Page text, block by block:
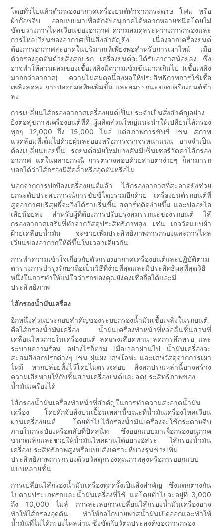
โดยทั่วไปแล้วตัวกรองอากาศเครื่องยนต์ทำจากกระดาษ โฟม หรือ
ผ้าก๊อซจีบ ออกแบบมาเพื่อดักจับอนุภาคได้หลากหลายชนิดโดยไม่
ขัดขวางการไหลเวียนของอากาศ ความสมดุลระหว่างการกรองและ
การไหลเวียนของอากาศเป็นสิ่งสำคัญยิ่ง เนื่องจากเครื่องยนต์
ต้องการอากาศสะอาดในปริมาณที่เพียงพอสำหรับการเผาไหม้ เมื่อ
ตัวกรองอุดตันด้วยสิ่งสกปรก เครื่องยนต์จะได้รับอากาศน้อยลง ซึ่ง
อาจทำให้ส่วนผสมของเชื้อเพลิงมีความเข้มข้นมากเกินไป (เชื้อเพลิง
มากกว่าอากาศ) ความไม่สมดุลนี้ส่งผลให้ประสิทธิภาพการใช้เชื้อ
เพลิงลดลง การปล่อยมลพิษเพิ่มขึ้น และสมรรถนะของเครื่องยนต์ช้า
ลง
การเปลี่ยนไส้กรองอากาศเครื่องยนต์เป็นประจำเป็นสิ่งสำคัญอย่าง
ยิ่งต่อสุขภาพเครื่องยนต์ที่ดี ผู้ผลิตส่วนใหญ่แนะนำให้เปลี่ยนไส้กรอง
ทุกๆ 12,000 ถึง 15,000 ไมล์ แต่สภาพการขับขี่ เช่น สภาพ
แวดล้อมที่เต็มไปด้วยฝุ่นละอองหรือการจราจรหนาแน่น อาจจำเป็น
ต้องเปลี่ยนบ่อยขึ้น รถยนต์สมัยใหม่บางคันมีเซ็นเซอร์วัดค่าไส้กรอง
อากาศ แต่ในหลายกรณี การตรวจสอบด้วยสายตาง่ายๆ ก็สามารถ
บอกได้ว่าไส้กรองมีสีคล้ำหรืออุดตันหรือไม่
นอกจากการปกป้องเครื่องยนต์แล้ว ไส้กรองอากาศที่สะอาดยังช่วย
ยกระดับประสบการณ์การขับขี่โดยรวมอีกด้วย เครื่องยนต์รถยนต์ที่
สูดอากาศบริสุทธิ์จะวิ่งได้ราบรื่นขึ้น สตาร์ทติดง่ายขึ้น และปล่อยไอ
เสียน้อยลง สำหรับผู้ที่ต้องการปรับปรุงสมรรถนะของรถยนต์ ไส้
กรองอากาศเสริมที่ทำจากวัสดุประสิทธิภาพสูง เช่น เกจวัดแบบผ้า
ฝ้ายเคลือบน้ำมัน จะช่วยเพิ่มประสิทธิภาพการกรองและการไหล
เวียนของอากาศให้ดีขึ้นในเวลาเดียวกัน
การทำความเข้าใจเกี่ยวกับตัวกรองอากาศเครื่องยนต์และปฏิบัติตาม
ตารางการบำรุงรักษาถือเป็นวิธีที่ง่ายที่สุดและมีประสิทธิผลที่สุดวิธี
หนึ่งในการทำให้แน่ใจว่ารถของคุณยังคงเชื่อถือได้และมี
ประสิทธิภาพ
ไส้กรองน้ำมันเครื่อง
อีกหนึ่งส่วนประกอบสำคัญของระบบกรองน้ำมันเชื้อเพลิงในรถยนต์
คือไส้กรองน้ำมันเครื่อง น้ำมันเครื่องทำหน้าที่หล่อลื่นชิ้นส่วนที่
เคลื่อนไหวภายในเครื่องยนต์ ลดแรงเสียดทาน ลดการสึกหรอ และ
ระบายความร้อน อย่างไรก็ตาม เมื่อเวลาผ่านไป น้ำมันเครื่องจะ
สะสมสิ่งสกปรกต่างๆ เช่น ฝุ่นผง เศษโลหะ และเศษวัสดุจากการเผา
ไหม้ หากปล่อยทิ้งไว้โดยไม่ตรวจสอบ สิ่งสกปรกเหล่านี้อาจสร้าง
ความเสียหายให้กับชิ้นส่วนเครื่องยนต์และลดประสิทธิภาพของ
น้ำมันเครื่องได้
ไส้กรองน้ำมันเครื่องทำหน้าที่สำคัญในการทำความสะอาดน้ำมัน
เครื่อง โดยดักจับสิ่งปนเปื้อนเหล่านี้ขณะที่น้ำมันเครื่องไหลเวียน
ผ่านเครื่องยนต์ โดยทั่วไปไส้กรองน้ำมันเครื่องจะใช้กระดาษจีบ
ภายในกระป๋องหรือตลับที่ปิดสนิท ซึ่งออกแบบมาเพื่อกรองอนุภาค
ขนาดเล็กและช่วยให้น้ำมันไหลผ่านได้อย่างอิสระ ไส้กรองน้ำมัน
เครื่องประสิทธิภาพสูงหรือแบบสังเคราะห์บางรุ่นช่วยเพิ่ม
ประสิทธิภาพการกรองด้วยวัสดุกรองคุณภาพสูงหรือการออกแบบ
แบบหลายชั้น
การเปลี่ยนไส้กรองน้ำมันเครื่องทุกครั้งเป็นสิ่งสำคัญ ซึ่งแตกต่างกัน
ไปตามประเภทรถและน้ำมันเครื่องที่ใช้ แต่โดยทั่วไปจะอยู่ที่ 3,000
ถึง 10,000 ไมล์ การละเลยการเปลี่ยนไส้กรองน้ำมันเครื่องอาจ
ทำให้ไส้กรองอุดตัน ทำให้กลไกบายพาสน้ำมันเปิดออกและทำให้
น้ำมันที่ไม่ได้กรองไหลผ่าน ซึ่งขัดกับวัตถุประสงค์ของการกรอง